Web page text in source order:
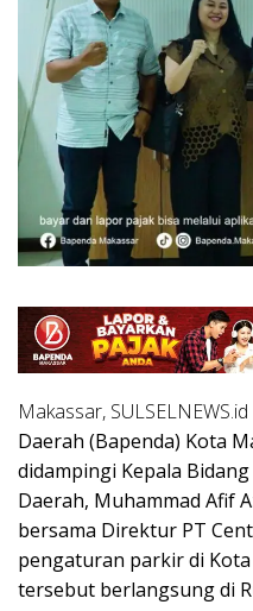
Makassar, SULSELNEWS.id
Daerah (Bapenda) Kota
didampingi Kepala
Daerah, Muhammad Afif
bersama Direktur PT
pengaturan parkir di
tersebut berlangsung di